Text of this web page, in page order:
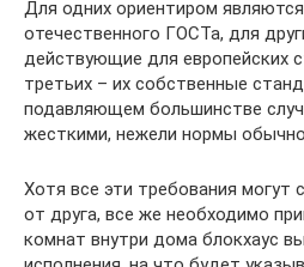
Для одних ориентиром
отечественного ГОСТа, для
действующие для европейских
третьих – их собственные
подавляющем большинстве
жесткими, нежели нормы
Хотя все эти требования могут
от друга, все же необходимо
комнат внутри дома блокхаус